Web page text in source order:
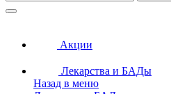
Акции
Лекарства и БАДы
Назад в меню